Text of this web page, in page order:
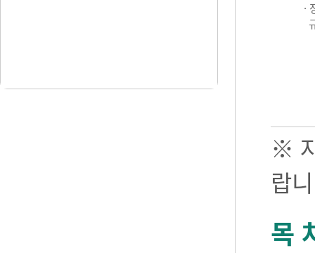
·
※
랍
목